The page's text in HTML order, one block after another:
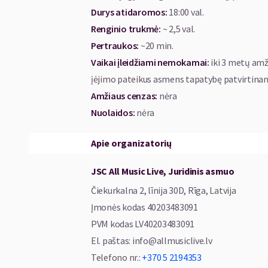
scenoje. Įspūdingi kostiumai, didinga
žiūrovus į A. Rieu koncertus.
Olandas savo karjera įrodo, kad galima
Latviją jis ir vėl atvyks kartu su savo įkurtu
žada koncertą su daugybe staigmenų ir
pagrindas! Jei muzika paliečia mano širdį,
A. Rieu klasikinę muziką pavertė
koncertai yra kvapą gniaužiantis reginys:
André turi savo kostiumų dizainerius ir
turi asmeninį trenerį, gydytoją bei tris virtuvės
Andre Rieu gimė Mastrichte,
sėkmingiausias pasaulio smuikininkas ir
Durys atidaromos: 18:00 val.
Renginio trukmė: ~ 2,5 val.
Pertraukos: ~20 min.
Vaikai įleidžiami nemokamai: iki 3 metų
įėjimo pateikus asmens tapatybę
Amžiaus cenzas: nėra
Nuolaidos: nėra
Apie organizatorių
JSC All Music Live, Juridinis asmuo
Čiekurkalna 2, līnija 30D, Rīga, Latvija
Įmonės kodas 40203483091
PVM kodas LV40203483091
El. paštas: info@allmusiclive.lv
Telefono nr.: +370 5 2194353